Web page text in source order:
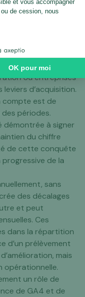
sont
et la
renouvellement
clients
de taille modeste,
ou entreprises
d’acquisition.
compte est de
périodes.
démontrée à signer
du chiffre
de cette conquête
de la
sans
des décalages
et peut
Ces
dans la répartition
d’un prélèvement
mais
opérationnelle.
un rôle de
de GA4 et de